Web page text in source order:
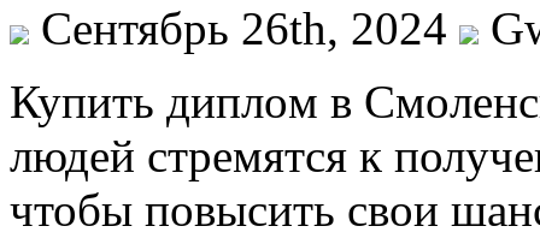
Сентябрь 26th, 2024
Купить диплoм в
людей стремятся к
чтобы повысить свои